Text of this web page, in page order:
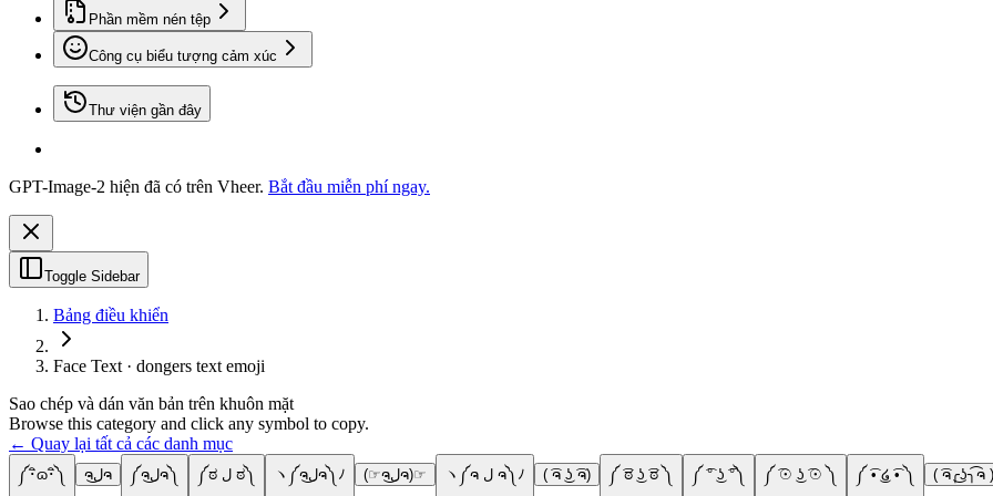
Phần mềm nén tệp
Công cụ biểu tượng cảm xúc
Thư viện gần đây
GPT-Image-2 hiện đã có trên Vheer. Bắt đầu miễn phí ngay.
Toggle Sidebar
Bảng điều khiển
Face Text · dongers text emoji
Sao chép và dán văn bản trên khuôn mặt
Browse this category and click any symbol to copy.
← Quay lại tất cả các danh mục
༼･ิɷ･ิ༽ ຈل͜ຈ ༼ຈل͜ຈ༽ ༼ಠ ل ಠ༽ ヽ༼ຈل͜ຈ༽ﾉ (☞ຈل͜ຈ)☞ ヽ༼ຈ ل ຈ༽ﾉ ( ͡ຈ ͜ʖ ͡ຈ) ༼ ͡ಠ ͜ʖ ͡ಠ ༽ ༼ ͡° ͜ʖ ͡°༽ ༼ ͡☉ ͜ʖ ͡☉ ༽ ༼ ͡• ͜໒ ͡• ༽ ( ͡ຈ╭͜ʖ╮͡ຈ )